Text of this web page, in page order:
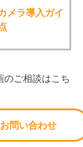
メラ導入ガイ
のご相談はこち
お問い合わせ